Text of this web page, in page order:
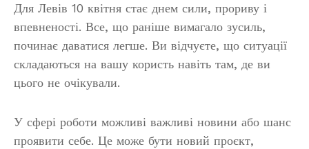
Для Левів 10 квітня стає днем сили, прориву і
впевненості. Все, що раніше вимагало зусиль,
починає даватися легше. Ви відчуєте, що ситуації
складаються на вашу користь навіть там, де ви
цього не очікували.
У сфері роботи можливі важливі новини або шанс
проявити себе. Це може бути новий проєкт,